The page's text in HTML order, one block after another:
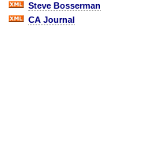
Steve Bosserman
CA Journal